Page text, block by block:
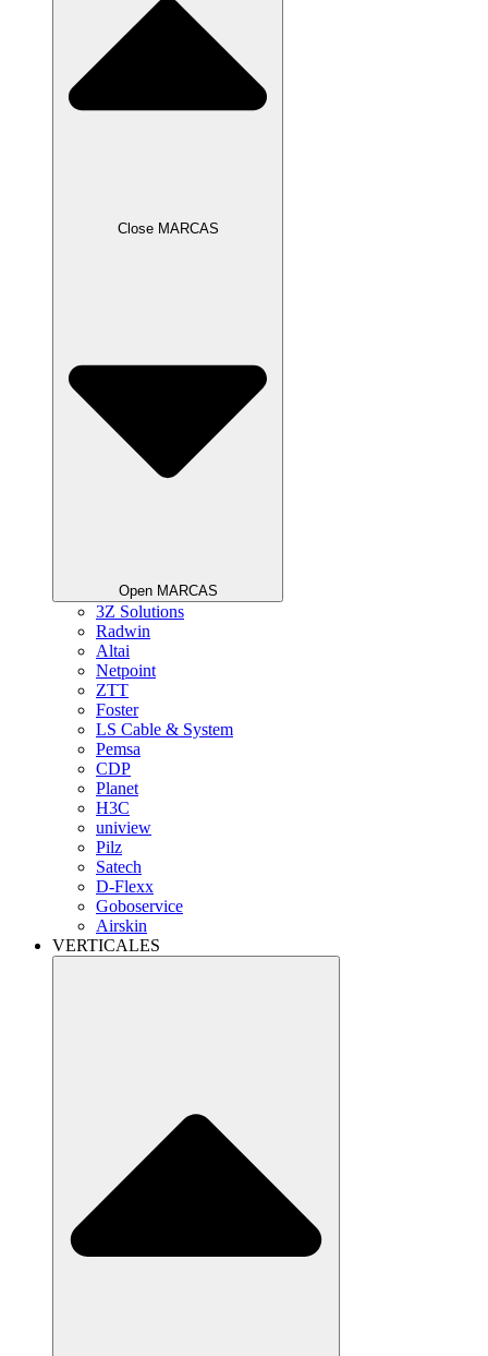
Close MARCAS
Open MARCAS
3Z Solutions
Radwin
Altai
Netpoint
ZTT
Foster
LS Cable & System
Pemsa
CDP
Planet
H3C
uniview
Pilz
Satech
D-Flexx
Goboservice
Airskin
VERTICALES